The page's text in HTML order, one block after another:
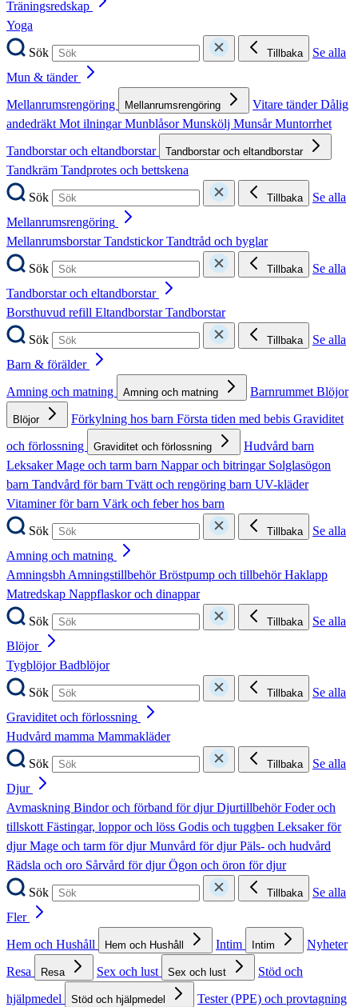
Träningsredskap
Yoga
Sök
Tillbaka
Se alla
Mun & tänder
Mellanrumsrengöring
Mellanrumsrengöring Vitare tänderDålig
andedräktMot ilningarMunblåsorMunskölj MunsårMuntorrhet
Tandborstar och eltandborstar
Tandborstar och eltandborstar
Tandkräm Tandprotes och bettskena
Sök
Tillbaka
Se alla
Mellanrumsrengöring
MellanrumsborstarTandstickorTandtråd och byglar
Sök
Tillbaka
Se alla
Tandborstar och eltandborstar
Borsthuvud refill EltandborstarTandborstar
Sök
Tillbaka
Se alla
Barn & förälder
Amning och matning
Amning och matning BarnrummetBlöjor
Blöjor Förkylning hos barn Första tiden med bebis Graviditet
och förlossning
Graviditet och förlossning
Hudvård barn
LeksakerMage och tarm barn Nappar och bitringar Solglasögon
barn Tandvård för barn Tvätt och rengöring barn UV-kläder
Vitaminer för barn Värk och feber hos barn
Sök
Tillbaka
Se alla
Amning och matning
AmningsbhAmningstillbehörBröstpump och tillbehörHaklapp
Matredskap Nappflaskor och dinappar
Sök
Tillbaka
Se alla
Blöjor
TygblöjorBadblöjor
Sök
Tillbaka
Se alla
Graviditet och förlossning
Hudvård mamma Mammakläder
Sök
Tillbaka
Se alla
Djur
Avmaskning Bindor och förband för djurDjurtillbehörFoder och
tillskottFästingar, loppor och löss Godis och tuggben Leksaker för
djurMage och tarm för djurMunvård för djurPäls- och hudvård
Rädsla och oro Sårvård för djurÖgon och öron för djur
Sök
Tillbaka
Se alla
Fler
Hem och Hushåll
Hem och Hushåll Intim Intim
Nyheter
Resa
Resa Sex och lust Sex och lust
Stöd och
hjälpmedel
Stöd och hjälpmedel
Tester (PPE) och provtagning